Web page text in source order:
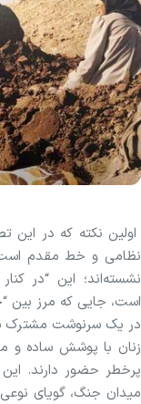
اولین نکته که در
نظامی و خط مقدم است.
نشسته‌اند؛ این “در
است، جایی که مرز بین
در یک سرنوشت مشترک
زنان با پوشش ساده و
پرخطر حضور دارند.
میدان جنگ، گویای